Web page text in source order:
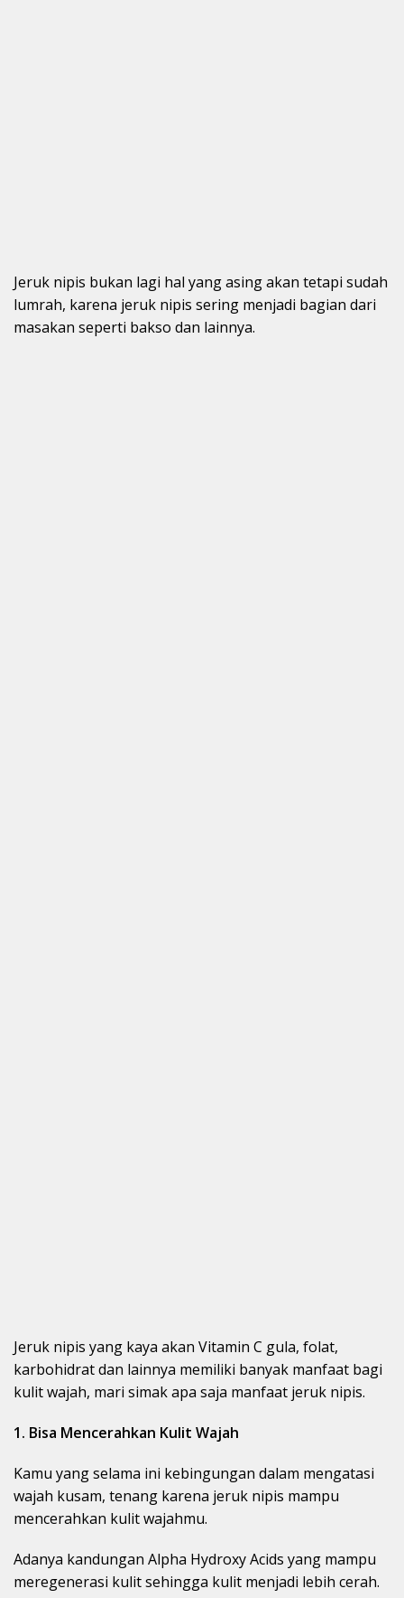
Jeruk nipis bukan lagi hal yang asing akan tetapi sudah
lumrah, karena jeruk nipis sering menjadi bagian dari
masakan seperti bakso dan lainnya.
Jeruk nipis yang kaya akan Vitamin C gula, folat,
karbohidrat dan lainnya memiliki banyak manfaat bagi
kulit wajah, mari simak apa saja manfaat jeruk nipis.
1. Bisa Mencerahkan Kulit Wajah
Kamu yang selama ini kebingungan dalam mengatasi
wajah kusam, tenang karena jeruk nipis mampu
mencerahkan kulit wajahmu.
Adanya kandungan Alpha Hydroxy Acids yang mampu
meregenerasi kulit sehingga kulit menjadi lebih cerah.